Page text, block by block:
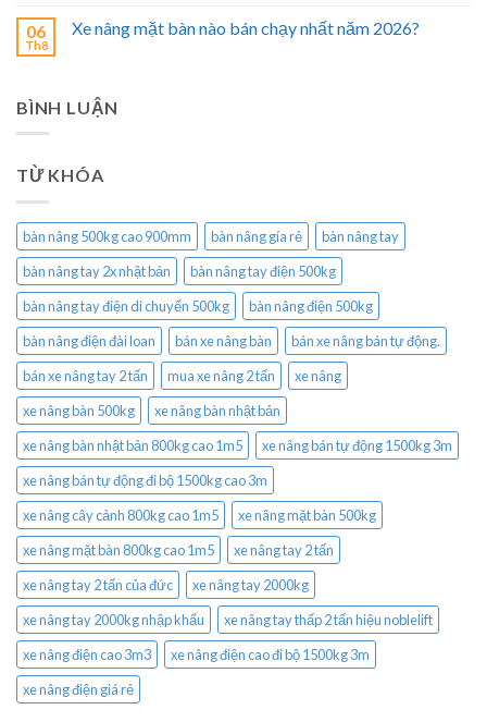
06
Th8
Xe nâng mặt bàn nào bán chạy nhất năm 2026?
BÌNH LUẬN
TỪ KHÓA
bàn nâng 500kg cao 900mm bàn nâng gía rẻ
bàn nâng tay
bàn nâng tay 2x nhật bản
bàn nâng tay điện 500kg
bàn nâng tay điện di chuyển 500kg
bàn nâng điện 500kg
bàn nâng điện đài loan
bán xe nâng bàn
bán xe nâng bán tự động.
bán xe nâng tay 2 tấn
mua xe nâng 2 tấn
xe nâng
xe nâng bàn 500kg
xe nâng bàn nhật bản
xe nâng bàn nhật bản 800kg cao 1m5
xe nâng bán tự động 1500kg 3m
xe nâng bán tự động đi bộ 1500kg cao 3m
xe nâng cây cảnh 800kg cao 1m5
xe nâng mặt bàn 500kg
xe nâng mặt bàn 800kg cao 1m5
xe nâng tay 2 tấn
xe nâng tay 2 tấn của đức
xe nâng tay 2000kg
xe nâng tay 2000kg nhập khẩu
xe nâng tay thấp 2 tấn hiệu noblelift
xe nâng điện cao 3m3
xe nâng điện cao đi bộ 1500kg 3m
xe nâng điện giá rẻ